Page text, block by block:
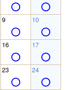
9 10
16 17
23 24